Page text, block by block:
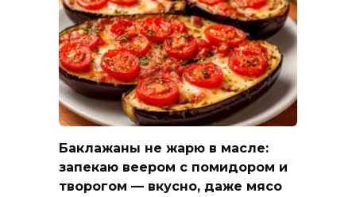
Баклажаны не жарю в масле:
запекаю веером с помидором и
творогом — вкусно, даже мясо